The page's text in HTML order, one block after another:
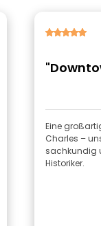
Eine
Charles –
sachkundig
Historiker.